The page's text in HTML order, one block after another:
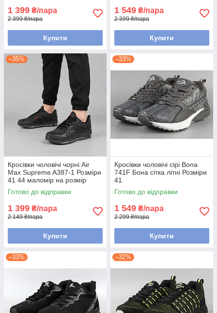
1 399 ₴/пара
2 399 ₴/пара
Купити
1 549 ₴/пара
2 399 ₴/пара
Купити
–35%
Кросівки чоловічі чорні Air
Max Supreme A387-1 Розміри
41 44 маломір на розмір
Готово до відправки
1 399 ₴/пара
2 149 ₴/пара
Купити
–33%
Кросівки чоловічі сірі Bona
741F Бона сітка літні Розміри
41
Готово до відправки
1 549 ₴/пара
2 299 ₴/пара
Купити
–33% –32%